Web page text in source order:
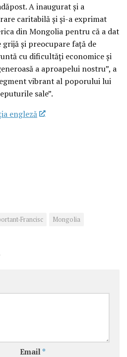
A inaugurat și a
caritabilă și și-a exprimat
din Mongolia pentru că a dat
grijă și preocupare față de
cu dificultăți economice și
a aproapelui nostru”, a
vibrant al poporului lui
sale”.
engleză
Francisc Mongolia
Email *